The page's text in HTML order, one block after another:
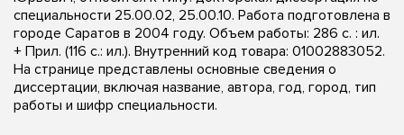
специальности 25.00.02, 25.00.10. Работа подготовлена в
городе Саратов в 2004 году. Объем работы: 286 с. : ил.
+ Прил. (116 с.: ил.). Внутренний код товара: 01002883052.
На странице представлены основные сведения о
диссертации, включая название, автора, год, город, тип
работы и шифр специальности.